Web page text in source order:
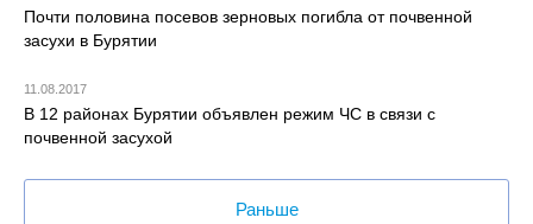
Почти половина посевов зерновых погибла от почвенной
засухи в Бурятии
11.08.2017
В 12 районах Бурятии объявлен режим ЧС в связи с
почвенной засухой
Раньше